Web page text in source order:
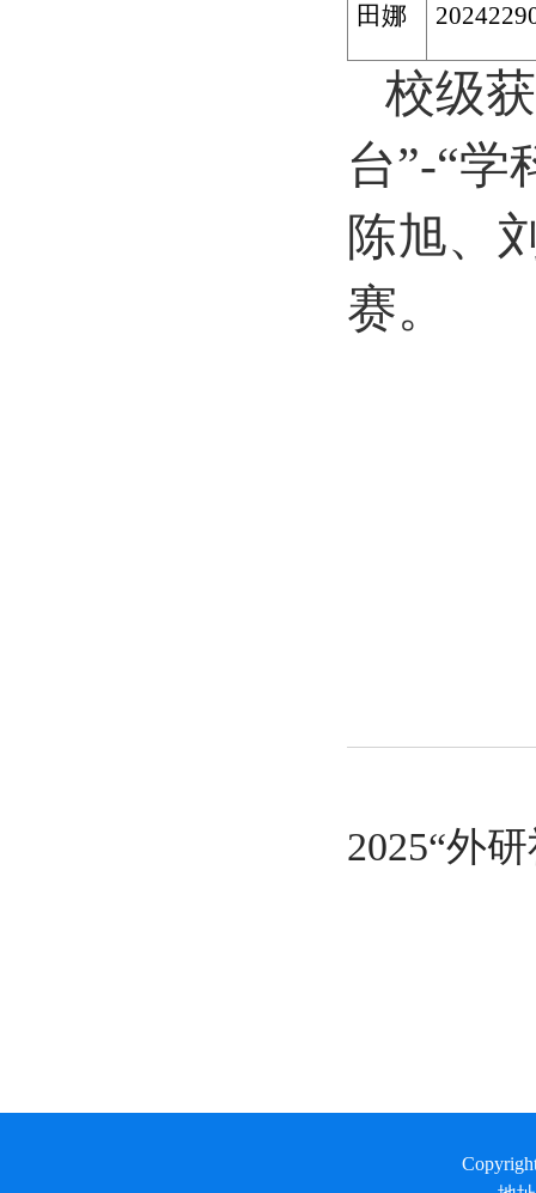
田娜
校级
台”-“学
陈旭、
赛。
2025“外